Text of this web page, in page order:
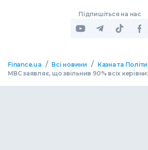
Підпишіться на нас
Finance.ua / Всі новини / Казна та
МВС заявляє, що звільнив 90% всіх